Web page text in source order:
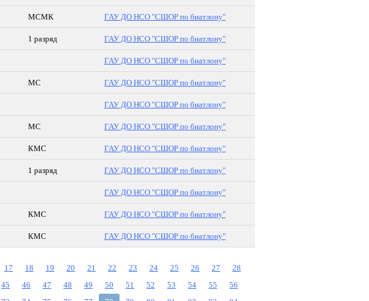
МСМК ГАУ ДО НСО "СШОР по биатлону"
1 разряд ГАУ ДО НСО "СШОР по биатлону"
ГАУ ДО НСО "СШОР по биатлону"
МС ГАУ ДО НСО "СШОР по биатлону"
ГАУ ДО НСО "СШОР по биатлону"
МС ГАУ ДО НСО "СШОР по биатлону"
КМС ГАУ ДО НСО "СШОР по биатлону"
1 разряд ГАУ ДО НСО "СШОР по биатлону"
ГАУ ДО НСО "СШОР по биатлону"
КМС ГАУ ДО НСО "СШОР по биатлону"
КМС ГАУ ДО НСО "СШОР по биатлону"
17 18 19 20 21 22 23 24 25 26 27
28
45 46 47 48 49 50 51 52 53 54 55
56